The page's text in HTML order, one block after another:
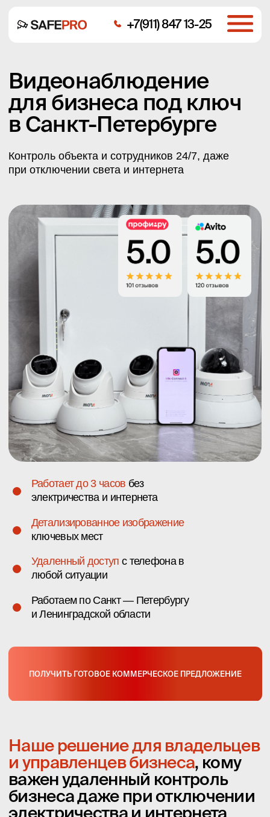
+7(911) 847 13-25
для бизнеса под ключ
в Санкт-Петербурге
Детализированное изображение
ключевых мест
Работает до 3 часов
электричества и интернета
Работаем по Санкт — Петербургу
и Ленинградской области
Удаленный доступс телефона в
любой ситуации
Контроль объекта и сотрудников 24/7, даже
при отключении света и интернета
ПОЛУЧИТЬ ГОТОВОЕ КОММЕРЧЕСКОЕ ПРЕДЛОЖЕНИЕ
Наше решение для владельцев
и управленцев бизнеса
важен удаленный контроль
бизнеса даже при отключении
электричества и интернета
Вам не нужно погружаться в технические детали. Доверьте
задачу профессионалам — просто закажите услугу, и вы
При отключении света и интернета архив не
пишется, доступ к камерам пропадает
Оборудование висит «пыльным регистратором» где‑то
на стене, доступ к просмотру сложный
Владельцу или администратору приходится
самому разбираться в настройках и технических
деталях
Типовые проблемы
видеонаблюдения: